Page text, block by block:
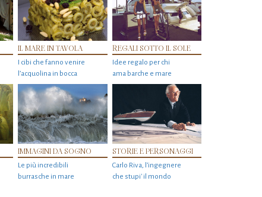
IL MARE IN TAVOLA
I cibi che fanno venire
l’acquolina in bocca
REGALI SOTTO IL SOLE
Idee regalo per chi
ama barche e mare
IMMAGINI DA SOGNO
Le più incredibili
burrasche in mare
STORIE E PERSONAGGI
Carlo Riva, l’ingegnere
che stupi' il mondo